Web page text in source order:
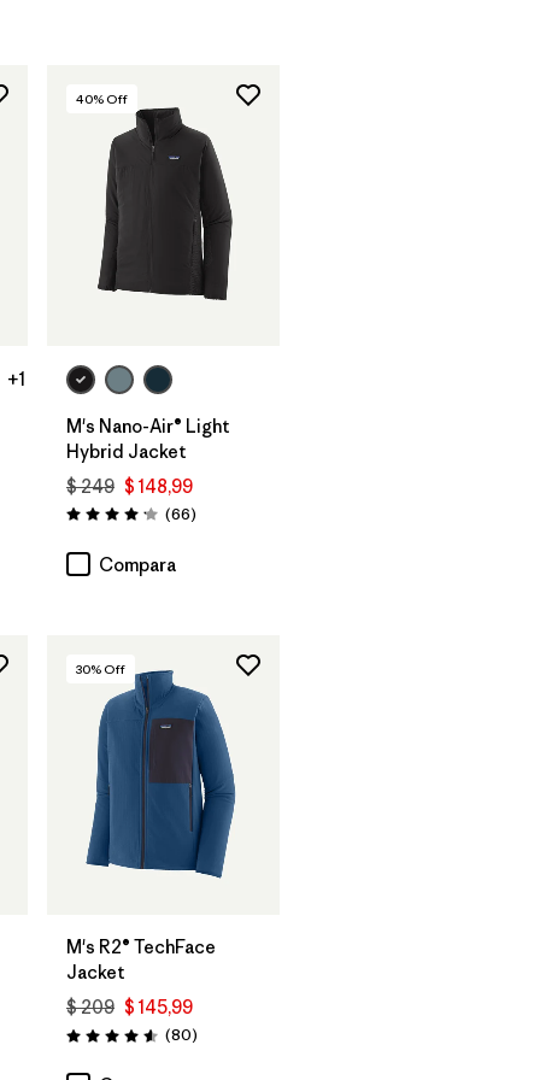
+1
40% Off
M's Nano-Air® Light
Hybrid Jacket
$ 249 $ 148,99
Valoración: 4.2 / 5
(66Comentarios
)
Compara
30% Off
M's R2® TechFace
Jacket
$ 209 $ 145,99
Valoración: 4.6 / 5
(80Comentarios
)